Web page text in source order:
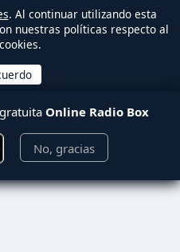
. Al continuar utilizando esta
nuestras políticas respecto al
Online Radio Box
No, gracias